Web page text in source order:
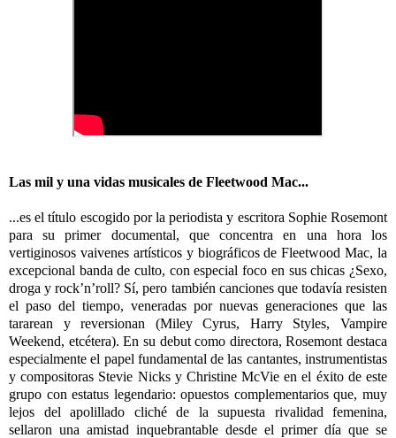
Las mil y una vidas musicales de Fleetwood Mac...
...es el título escogido por la periodista y escritora Sophie Rosemont
para su primer documental, que concentra en una hora los
vertiginosos vaivenes artísticos y biográficos de Fleetwood Mac, la
excepcional banda de culto, con especial foco en sus chicas ¿Sexo,
droga y rock’n’roll? Sí, pero también canciones que todavía resisten
el paso del tiempo, veneradas por nuevas generaciones que las
tararean y reversionan (Miley Cyrus, Harry Styles, Vampire
Weekend, etcétera). En su debut como directora, Rosemont destaca
especialmente el papel fundamental de las cantantes, instrumentistas
y compositoras Stevie Nicks y Christine McVie en el éxito de este
grupo con estatus legendario: opuestos complementarios que, muy
lejos del apolillado cliché de la supuesta rivalidad femenina,
sellaron una amistad inquebrantable desde el primer día que se